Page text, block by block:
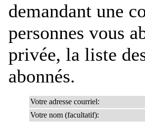
demandant une
personnes vous
privée, la liste
abonnés.
Votre adresse courriel:
Votre nom (facultatif):